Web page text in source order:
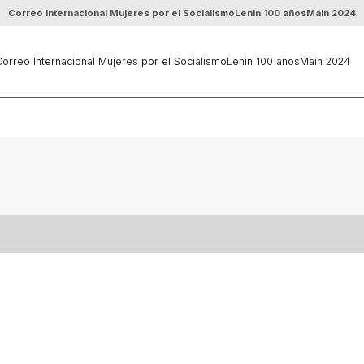
Correo Internacional Mujeres por el SocialismoLenin 100 añosMain 2024
Internacional Mujeres por el SocialismoLenin 100 añosMain 2024